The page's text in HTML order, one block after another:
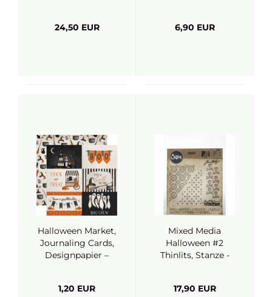
24,50 EUR 6,90 EUR
Halloween Market,
Journaling Cards,
Designpapier –
1,20 EUR
Mixed Media
Halloween #2
Thinlits, Stanze -
17,90 EUR